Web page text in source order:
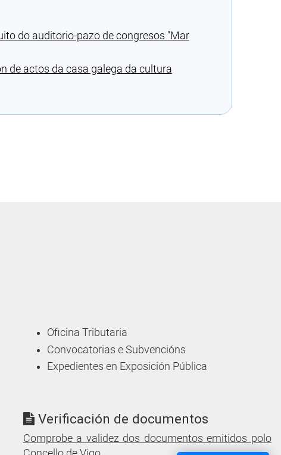
do auditorio-pazo de congresos ″Mar
de actos da casa galega da cultura
Oficina Tributaria
Convocatorias e Subvencións
Expedientes en Exposición Pública
Verificación de documentos
Comprobe a validez dos documentos emitidos polo